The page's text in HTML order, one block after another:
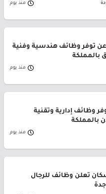
منذ يوم
عن توفر وظائف هندسية وفنية
بالمملكة
منذ يوم
وظائف إدارية وتقنية
بالمملكة
منذ يوم
تعلن وظائف للرجال